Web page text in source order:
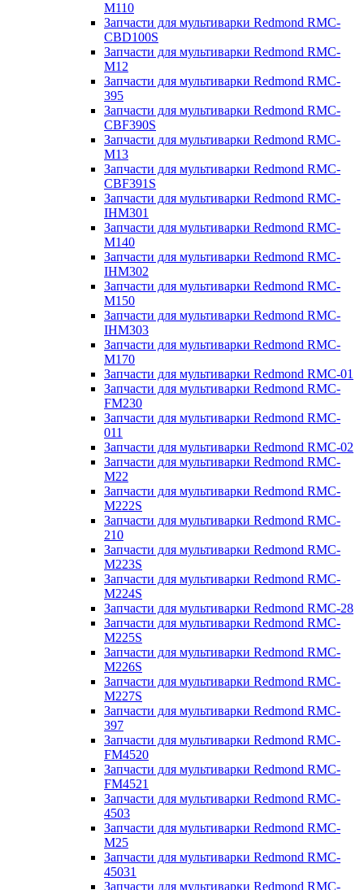
M110
Запчасти для мультиварки Redmond RMC-
CBD100S
Запчасти для мультиварки Redmond RMC-
M12
Запчасти для мультиварки Redmond RMC-
395
Запчасти для мультиварки Redmond RMC-
CBF390S
Запчасти для мультиварки Redmond RMC-
M13
Запчасти для мультиварки Redmond RMC-
CBF391S
Запчасти для мультиварки Redmond RMC-
IHM301
Запчасти для мультиварки Redmond RMC-
M140
Запчасти для мультиварки Redmond RMC-
IHM302
Запчасти для мультиварки Redmond RMC-
M150
Запчасти для мультиварки Redmond RMC-
IHM303
Запчасти для мультиварки Redmond RMC-
M170
Запчасти для мультиварки Redmond RMC-01
Запчасти для мультиварки Redmond RMC-
FM230
Запчасти для мультиварки Redmond RMC-
011
Запчасти для мультиварки Redmond RMC-02
Запчасти для мультиварки Redmond RMC-
M22
Запчасти для мультиварки Redmond RMC-
M222S
Запчасти для мультиварки Redmond RMC-
210
Запчасти для мультиварки Redmond RMC-
M223S
Запчасти для мультиварки Redmond RMC-
M224S
Запчасти для мультиварки Redmond RMC-28
Запчасти для мультиварки Redmond RMC-
M225S
Запчасти для мультиварки Redmond RMC-
M226S
Запчасти для мультиварки Redmond RMC-
M227S
Запчасти для мультиварки Redmond RMC-
397
Запчасти для мультиварки Redmond RMC-
FM4520
Запчасти для мультиварки Redmond RMC-
FM4521
Запчасти для мультиварки Redmond RMC-
4503
Запчасти для мультиварки Redmond RMC-
M25
Запчасти для мультиварки Redmond RMC-
45031
Запчасти для мультиварки Redmond RMC-